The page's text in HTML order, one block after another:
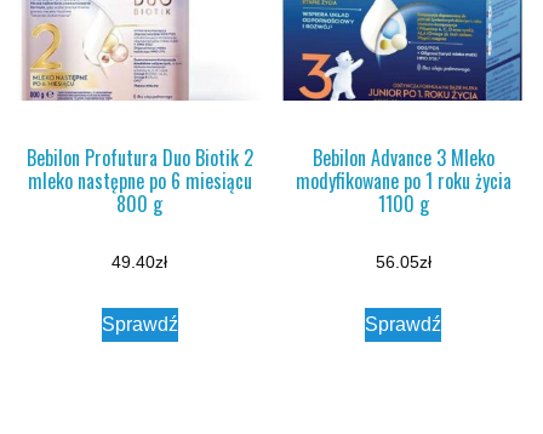
Bebilon Profutura Duo Biotik 2
mleko następne po 6 miesiącu
800 g
49.40zł
Sprawdź
Bebilon Advance 3 Mleko
modyfikowane po 1 roku życia
1100 g
56.05zł
Sprawdź